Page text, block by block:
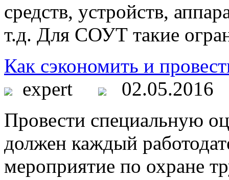
средств, устройств,
т.д. Для СОУТ такие
Как сэкономить и
expert
02.05.2016
Провести специальную
должен каждый
мероприятие по охране